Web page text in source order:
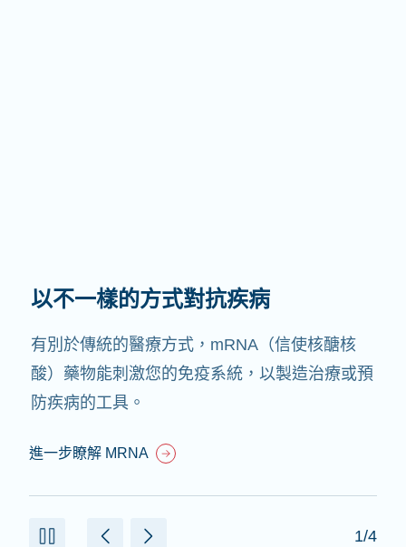
以不一樣的方式對抗疾病
有別於傳統的醫療方式，mRNA（信使核醣核
酸）藥物能刺激您的免疫系統，以製造治療或預
防疾病的工具。
進一步瞭解 MRNA
1/4